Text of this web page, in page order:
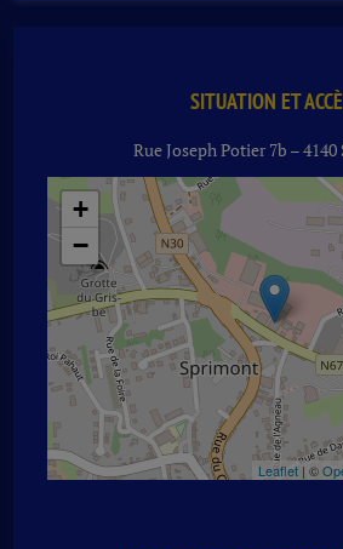
SITUATION ET
Rue Joseph Potier 7b –
+
−
Leaflet| ©